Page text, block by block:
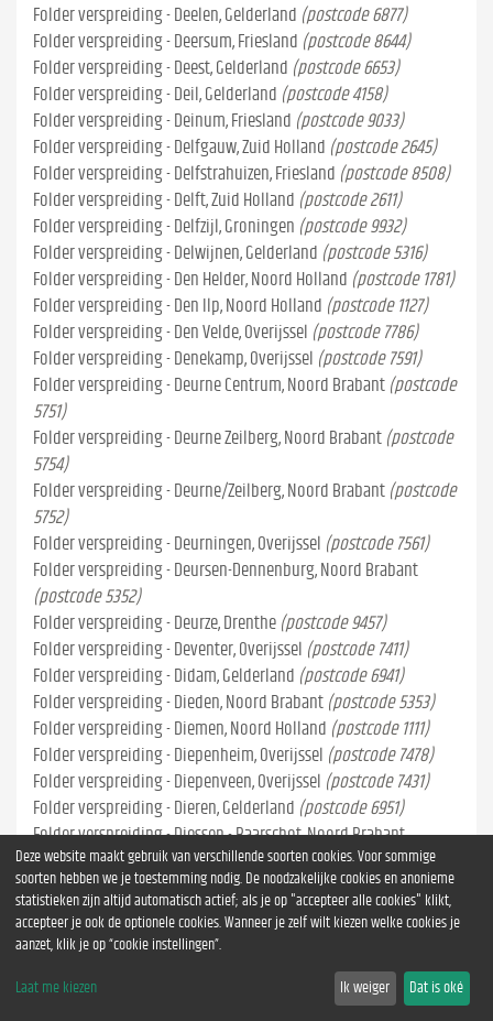
Folder verspreiding - Deelen, Gelderland (postcode 6877)
Folder verspreiding - Deersum, Friesland (postcode 8644)
Folder verspreiding - Deest, Gelderland (postcode 6653)
Folder verspreiding - Deil, Gelderland (postcode 4158)
Folder verspreiding - Deinum, Friesland (postcode 9033)
Folder verspreiding - Delfgauw, Zuid Holland (postcode 2645)
Folder verspreiding - Delfstrahuizen, Friesland (postcode 8508)
Folder verspreiding - Delft, Zuid Holland (postcode 2611)
Folder verspreiding - Delfzijl, Groningen (postcode 9932)
Folder verspreiding - Delwijnen, Gelderland (postcode 5316)
Folder verspreiding - Den Helder, Noord Holland (postcode 1781)
Folder verspreiding - Den Ilp, Noord Holland (postcode 1127)
Folder verspreiding - Den Velde, Overijssel (postcode 7786)
Folder verspreiding - Denekamp, Overijssel (postcode 7591)
Folder verspreiding - Deurne Centrum, Noord Brabant (postcode
5751)
Folder verspreiding - Deurne Zeilberg, Noord Brabant (postcode
5754)
Folder verspreiding - Deurne/Zeilberg, Noord Brabant (postcode
5752)
Folder verspreiding - Deurningen, Overijssel (postcode 7561)
Folder verspreiding - Deursen-Dennenburg, Noord Brabant
(postcode 5352)
Folder verspreiding - Deurze, Drenthe (postcode 9457)
Folder verspreiding - Deventer, Overijssel (postcode 7411)
Folder verspreiding - Didam, Gelderland (postcode 6941)
Folder verspreiding - Dieden, Noord Brabant (postcode 5353)
Folder verspreiding - Diemen, Noord Holland (postcode 1111)
Folder verspreiding - Diepenheim, Overijssel (postcode 7478)
Folder verspreiding - Diepenveen, Overijssel (postcode 7431)
Folder verspreiding - Dieren, Gelderland (postcode 6951)
Folder verspreiding - Diessen - Baarschot, Noord Brabant
(postcode 5087)
Folder verspreiding - Diever, Drenthe(postcode 7981)
Folder verspreiding - Dieverbrug, Drenthe
(postcode 7984)
Folder verspreiding - Diffelen, Overijssel
Folder verspreiding - Dinteloord, Noord Brabant (postcode 4671)
Deze website maakt gebruik van verschillende soorten cookies. Voor sommige
soorten hebben we je toestemming nodig. De noodzakelijke cookies en anonieme
statistieken zijn altijd automatisch actief; als je op "accepteer alle cookies" klikt,
accepteer je ook de optionele cookies. Wanneer je zelf wilt kiezen welke cookies je
aanzet, klik je op “cookie instellingen”.
Laat me kiezen Ik weiger Dat is oké